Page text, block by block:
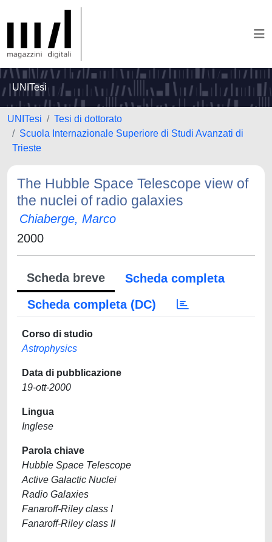
UNITesi
UNITesi
Tesi di dottorato
Scuola Internazionale Superiore di Studi Avanzati di
Trieste
The Hubble Space Telescope view of
the nuclei of radio galaxies
Chiaberge, Marco
2000
Scheda breve
Scheda completa
Scheda completa (DC)
Corso di studio
Astrophysics
Data di pubblicazione
19-ott-2000
Lingua
Inglese
Parola chiave
Hubble Space Telescope
Active Galactic Nuclei
Radio Galaxies
Fanaroff-Riley class I
Fanaroff-Riley class II